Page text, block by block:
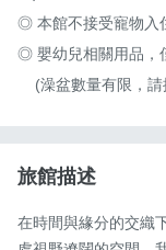
​◎ 本館不接受寵物入
◎ 嬰幼兒相關用品，
(澡盆數量有限，
旅館描述
在時間與緣分的交織